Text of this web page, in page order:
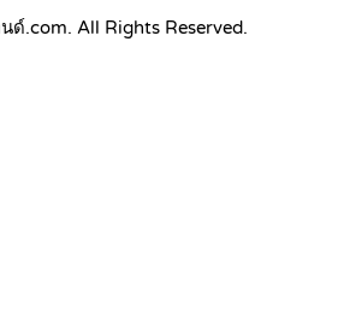
.com. All Rights Reserved.